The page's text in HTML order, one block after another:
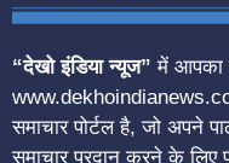
“देखो इंडिया न्यूज” में आपका
समाचार पोर्टल है, जो अपने
समाचार प्रदान करने के लिए